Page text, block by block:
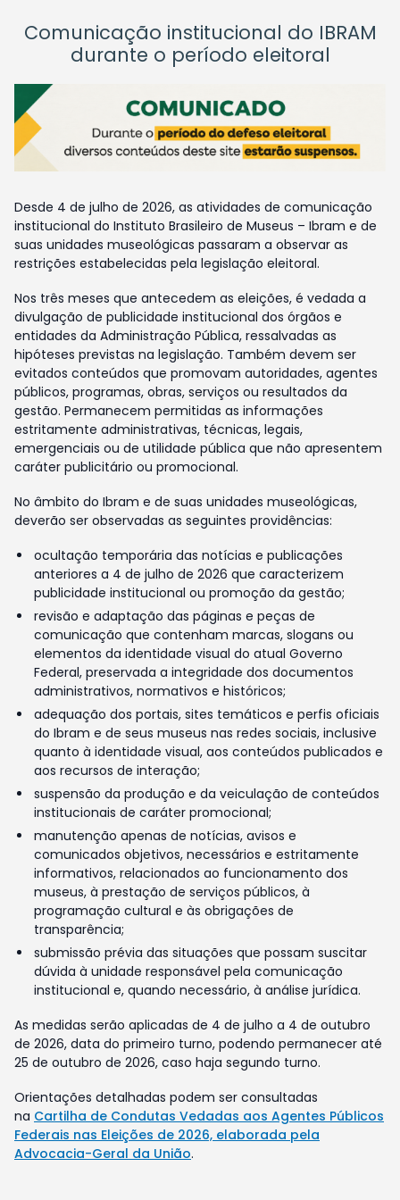
Comunicação institucional do IBRAM
durante o período eleitoral
Desde 4 de julho de 2026, as atividades de comunicação
institucional do Instituto Brasileiro de Museus – Ibram e de
suas unidades museológicas passaram a observar as
restrições estabelecidas pela legislação eleitoral.
Nos três meses que antecedem as eleições, é vedada a
divulgação de publicidade institucional dos órgãos e
entidades da Administração Pública, ressalvadas as
hipóteses previstas na legislação. Também devem ser
evitados conteúdos que promovam autoridades, agentes
públicos, programas, obras, serviços ou resultados da
gestão. Permanecem permitidas as informações
estritamente administrativas, técnicas, legais,
emergenciais ou de utilidade pública que não apresentem
caráter publicitário ou promocional.
No âmbito do Ibram e de suas unidades museológicas,
deverão ser observadas as seguintes providências:
ocultação temporária das notícias e publicações
anteriores a 4 de julho de 2026 que caracterizem
publicidade institucional ou promoção da gestão;
revisão e adaptação das páginas e peças de
comunicação que contenham marcas, slogans ou
elementos da identidade visual do atual Governo
Federal, preservada a integridade dos documentos
administrativos, normativos e históricos;
adequação dos portais, sites temáticos e perfis oficiais
do Ibram e de seus museus nas redes sociais, inclusive
quanto à identidade visual, aos conteúdos publicados e
aos recursos de interação;
suspensão da produção e da veiculação de conteúdos
institucionais de caráter promocional;
manutenção apenas de notícias, avisos e
comunicados objetivos, necessários e estritamente
informativos, relacionados ao funcionamento dos
museus, à prestação de serviços públicos, à
programação cultural e às obrigações de
transparência;
submissão prévia das situações que possam suscitar
dúvida à unidade responsável pela comunicação
institucional e, quando necessário, à análise jurídica.
As medidas serão aplicadas de 4 de julho a 4 de outubro
de 2026, data do primeiro turno, podendo permanecer até
25 de outubro de 2026, caso haja segundo turno.
Orientações detalhadas podem ser consultadas
na Cartilha de Condutas Vedadas aos Agentes Públicos
Federais nas Eleições de 2026, elaborada pela
Advocacia-Geral da União.